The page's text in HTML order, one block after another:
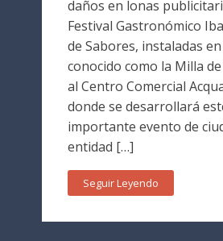
daños en lonas
Festival Gastronómico
de Sabores, instaladas
conocido como la Milla
al Centro Comercial
donde se desarrollará
importante evento de
entidad […]
Seguir Leyendo